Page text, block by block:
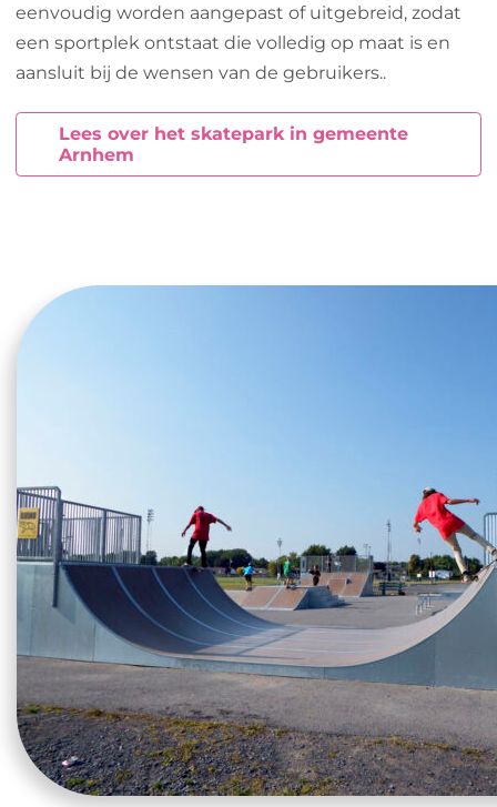
eenvoudig worden aangepast of uitgebreid, zodat
een sportplek ontstaat die volledig op maat is en
aansluit bij de wensen van de gebruikers..
Lees over het skatepark in gemeente
Arnhem